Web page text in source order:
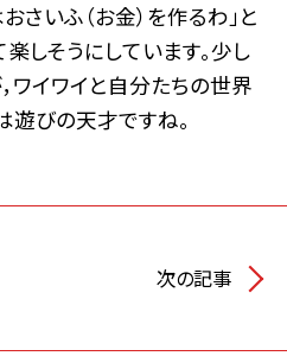
さいふ（お金）を作るわ」と
しそうにしています。少し
ワイワイと自分たちの世界
遊びの天才ですね。
次の記事